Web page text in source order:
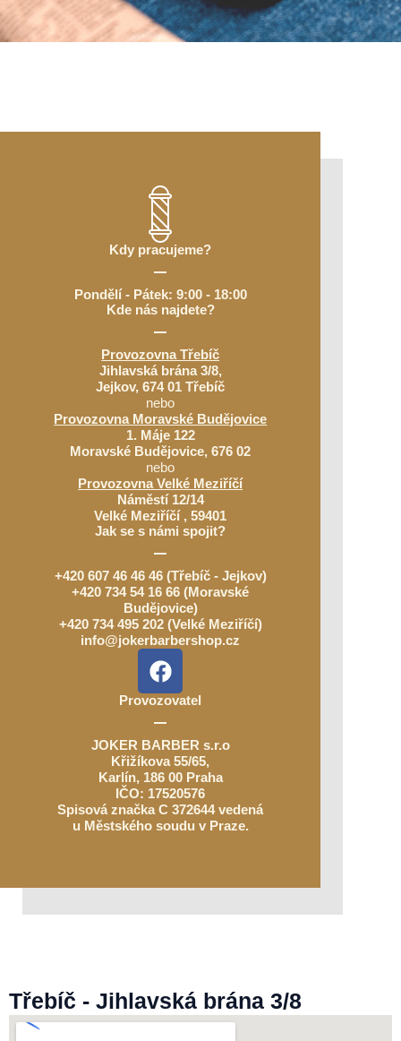
Kdy pracujeme?
Pondělí - Pátek: 9:00 - 18:00
Kde nás najdete?
Provozovna Třebíč
Jihlavská brána 3/8,
Jejkov, 674 01 Třebíč
nebo
Provozovna Moravské Budějovice
1. Máje 122
Moravské Budějovice, 676 02
nebo
Provozovna Velké Meziříčí
Náměstí 12/14
Velké Meziříčí , 59401
Jak se s námi spojit?
+420 607 46 46 46 (Třebíč - Jejkov)
+420 734 54 16 66 (Moravské
Budějovice)
+420 734 495 202 (Velké Meziříčí)
info@jokerbarbershop.cz
F
a
c
e
b
o
o
k
Provozovatel
JOKER BARBER s.r.o
Křižíkova 55/65,
Karlín, 186 00 Praha
IČO: 17520576
Spisová značka C 372644 vedená
u Městského soudu v Praze.
Třebíč - Jihlavská brána 3/8